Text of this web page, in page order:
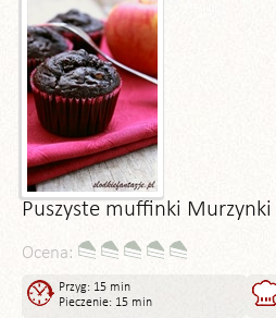
Puszyste muffinki Murzynki
Ocena:
Przyg: 15 min
Pieczenie: 15 min